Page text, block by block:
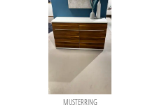
MUSTERRING